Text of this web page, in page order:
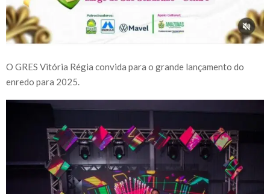
O GRES Vitória Régia convida para o grande lançamento do
enredo para 2025.